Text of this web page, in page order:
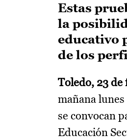
Estas
la
educativo
de los
Toledo, 23
mañana
se convocan
Educación